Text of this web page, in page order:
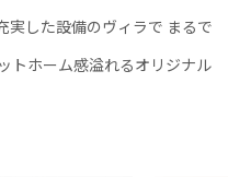
実した設備のヴィラで まるで
トホーム感溢れるオリジナル